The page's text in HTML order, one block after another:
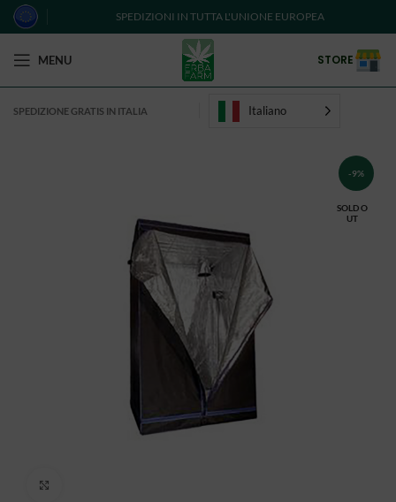
SPEDIZIONI IN TUTTA L'UNIONE EUROPEA
MENU STORE
SPEDIZIONE GRATIS IN ITALIA Italiano
-9%
SOLD O
UT